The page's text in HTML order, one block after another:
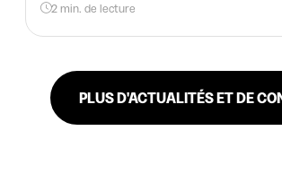
2 min. de lecture
PLUS D'ACTUALITÉS ET DE